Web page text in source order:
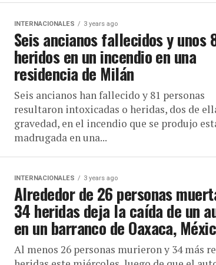
INTERNACIONALES 3 years ago
Seis ancianos fallecidos y unos
heridos en un incendio en una
residencia de Milán
Seis ancianos han fallecido y 81 personas
resultaron intoxicadas o heridas, dos de
gravedad, en el incendio que se produjo
madrugada en una...
INTERNACIONALES 3 years ago
Alrededor de 26 personas
34 heridas deja la caída de un
en un barranco de Oaxaca,
Al menos 26 personas murieron y 34 más